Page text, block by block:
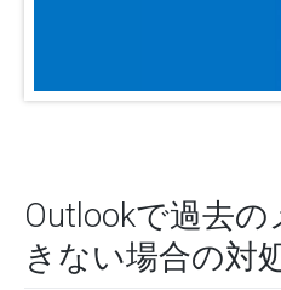
Outlookで過去
きない場合の対